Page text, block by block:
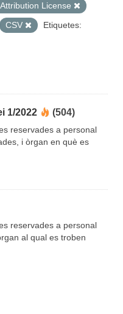
License
CSV
Etiquetes:
1/2022 (504)
reservades a personal
i òrgan en què es
reservades a personal
al qual es troben